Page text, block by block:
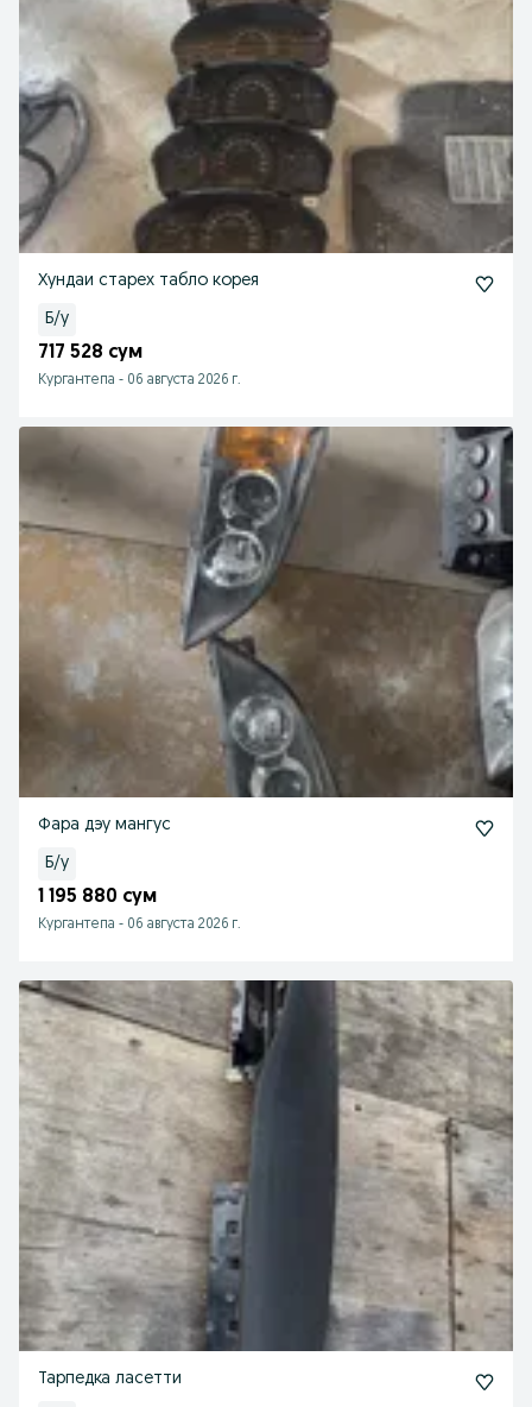
Хундаи старех табло корея
Б/у
717 528 сум
Кургантепа - 06 августа 2026 г.
Фара дэу мангус
Б/у
1 195 880 сум
Кургантепа - 06 августа 2026 г.
Тарпедка ласетти